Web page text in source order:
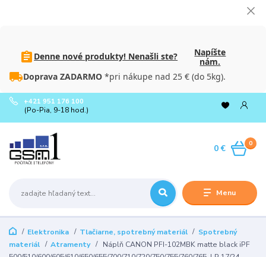
Denne nové produkty! Nenašli ste?
Napíšte
nám.
Doprava ZADARMO *pri nákupe nad 25 € (do 5kg).
Menu
+421 951 176 100
(Po-Pia, 9-18 hod.)
0
0 €
Elektronika Tlačiarne, spotrebný materiál
Spotrebný
materiál
Atramenty
Náplň CANON PFI-102MBK matte black iPF